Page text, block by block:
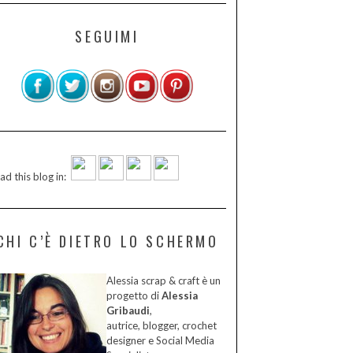
SEGUIMI
this blog in:
C’È DIETRO LO SCHERMO
Alessia scrap & craft è un
progetto diAlessia
Gribaudi,
autrice, blogger, crochet
designer e Social Media